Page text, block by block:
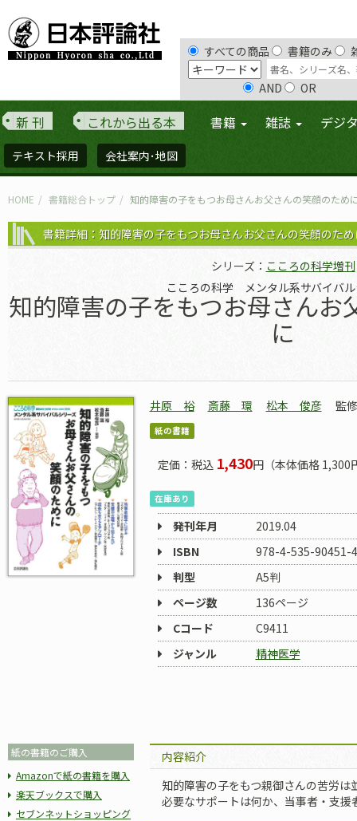
すべての商品 書籍のみ
AND OR
新 刊 これから出る本 書籍 雑誌 デジ
テキスト採用 会社案内･地図
HOME 書籍総合トップ 知的障害の子をもつお母さんお父さんの笑顔のため
書籍詳細：知的障害の子をもつお母さんお父さんの笑顔のた
シリーズ： こころの科学増刊
こころの科学 メンタル系サバイバ
知的障害の子をもつお母さんお
に
井原 裕 斎藤 環 松本 俊彦 監修
紙の書籍
定価：税込 1,430円（本体価格 1,300
在庫あり
発刊年月
2019.04
ISBN
978-4-535-90451-4
判型
A5判
ページ数
136ページ
Cコード
C9411
ジャンル
精神医学
紙の書籍のご購入
Amazonで紙の書籍を購入
楽天ブックスで購入
セブンネットショッピング
内容紹介
知的障害の子をもつ親御さんの苦労
必要なサポートは何か、当事者・支援